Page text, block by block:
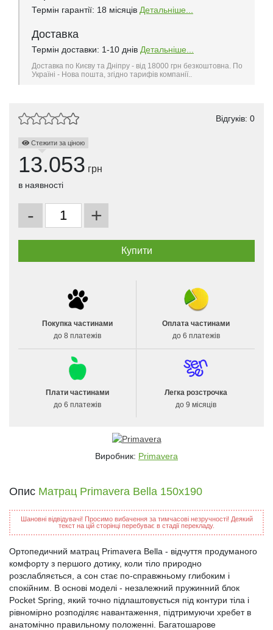
Термін гарантії: 18 місяців Детальніше...
Доставка
Термін доставки: 1-10 днів Детальніше...
Доставка по Києву та Дніпру - від 18000 грн безкоштовна. По
Україні - Нова пошта, згідно тарифів компанії..
Відгуків: 0
Стежити за ціною
13.053 грн
в наявності
- +
Покупка частинами
до 8 платежів
Оплата частинами
до 6 платежів
Плати частинами
до 6 платежів
Легка розстрочка
до 9 місяців
Виробник: Primavera
Опис Матрац Primavera Bella 150x190
Шановні відвідувачі! Просимо вибачення за тимчасові незручності! Деякий
текст на цій сторінці перебуває в стадії перекладу.
Ортопедичний матрац Primavera Bella - відчуття продуманого
комфорту з першого дотику, коли тіло природно
розслабляється, а сон стає по-справжньому глибоким і
спокійним. В основі моделі - незалежний пружинний блок
Pocket Spring, який точно підлаштовується під контури тіла і
рівномірно розподіляє навантаження, підтримуючи хребет в
анатомічно правильному положенні. Багатошарове